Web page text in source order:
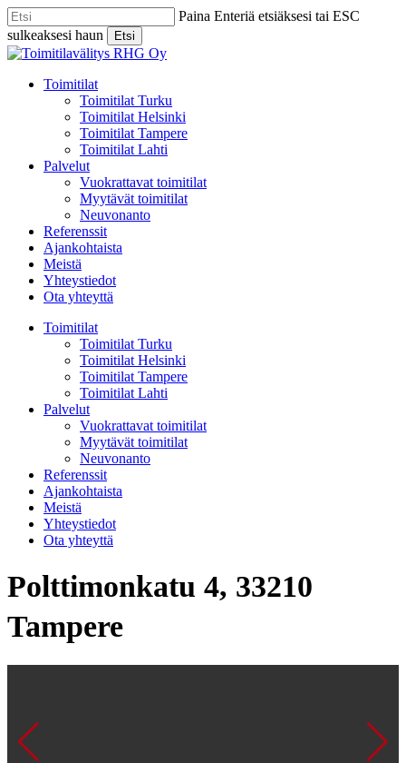
Skip
to
main
content
Paina Enteriä etsiäksesi tai ESC
sulkeaksesi haun
Etsi
Close
Menu
Toimitilat
Toimitilat Turku
Toimitilat Helsinki
Toimitilat Tampere
Toimitilat Lahti
Palvelut
Vuokrattavat toimitilat
Myytävät toimitilat
Neuvonanto
Referenssit
Ajankohtaista
Meistä
Yhteystiedot
Ota yhteyttä
Toimitilat
Toimitilat Turku
Toimitilat Helsinki
Toimitilat Tampere
Toimitilat Lahti
Palvelut
Vuokrattavat toimitilat
Myytävät toimitilat
Neuvonanto
Referenssit
Ajankohtaista
Meistä
Yhteystiedot
Ota yhteyttä
Polttimonkatu 4, 33210
Tampere